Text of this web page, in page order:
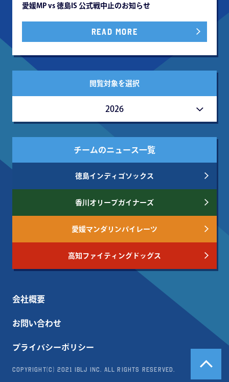
愛媛MP vs 徳島IS 公式戦中⽌のお知らせ
READ MORE
閲覧対象を選択
2026
チームのニュース一覧
徳島インディゴソックス
香川オリーブガイナーズ
愛媛マンダリンパイレーツ
高知ファイティングドッグス
会社概要
お問い合わせ
プライバシーポリシー
Copyright(c) 2021 IBLJ Inc. All Rights Reserved.